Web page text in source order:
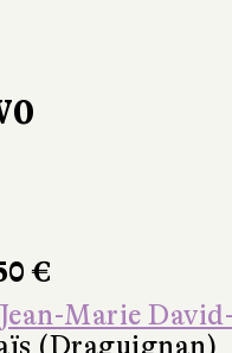
€
Jean-Marie
(Draguignan)